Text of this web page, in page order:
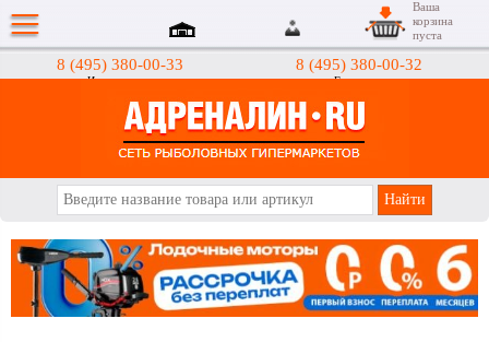
8 (495) 380-00-33
Интернет-магазин
8 (495) 380-00-32
Гипермаркеты
Ваша
корзина
пуста